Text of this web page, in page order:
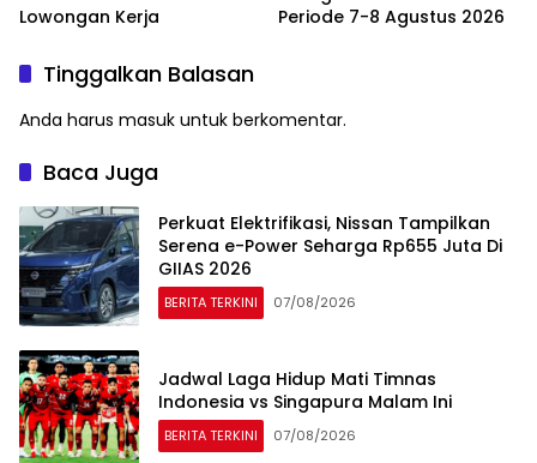
Lowongan Kerja
Periode 7-8 Agustus 2026
Tinggalkan Balasan
Anda harus masuk untuk berkomentar.
Baca Juga
Perkuat Elektrifikasi, Nissan Tampilkan
Serena e-Power Seharga Rp655 Juta Di
GIIAS 2026
BERITA TERKINI 07/08/2026
Jadwal Laga Hidup Mati Timnas
Indonesia vs Singapura Malam Ini
BERITA TERKINI 07/08/2026